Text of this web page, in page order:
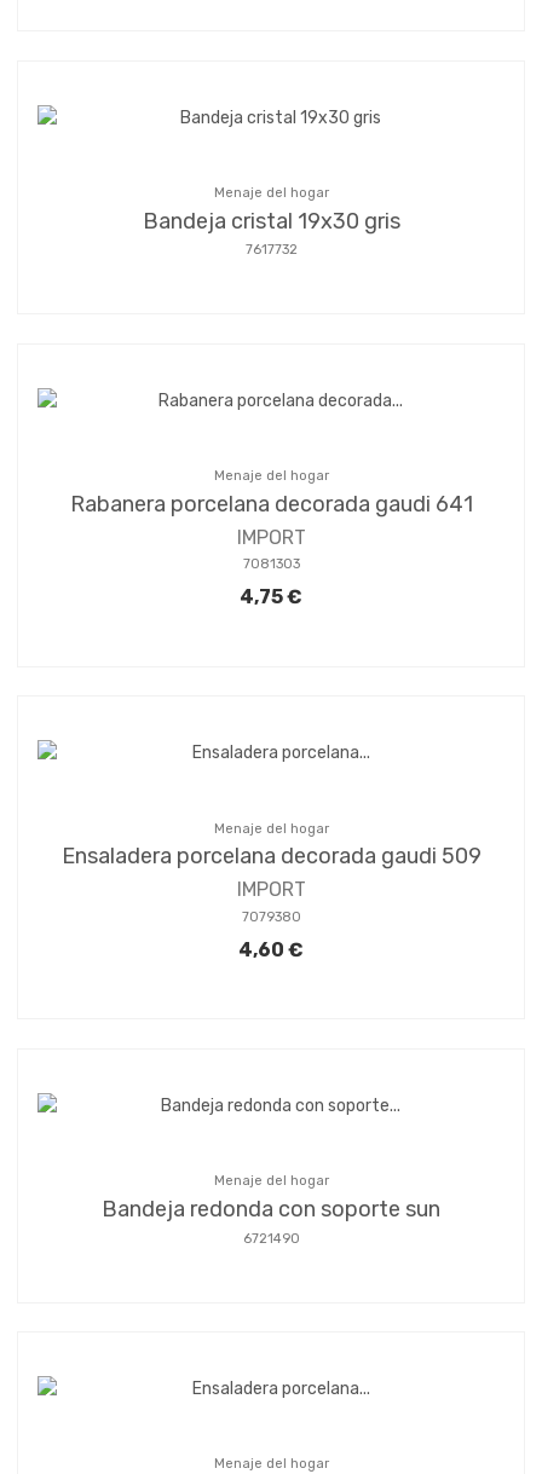
Menaje del hogar
Bandeja cristal 19x30 gris
7617732
Menaje del hogar
Rabanera porcelana decorada gaudi 641
IMPORT
7081303
4,75 €
Menaje del hogar
Ensaladera porcelana decorada gaudi 509
IMPORT
7079380
4,60 €
Menaje del hogar
Bandeja redonda con soporte sun
6721490
Menaje del hogar